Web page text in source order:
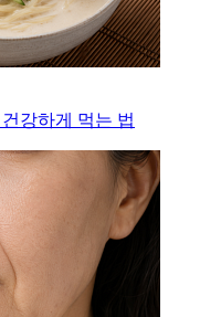
강하게 먹는 법